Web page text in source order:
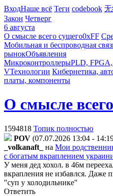
ВходНаше всё Теги codebook
Закон Четверг
6 августа
О смысле всего сущего0xFF
Мобильная и беспроводная
рынокОбъявления
МикроконтроллерыPLD,
VТехнологии Кибернетика,
платы, компоненты
О смысле
1594818 Топик полностью
POV (07.07.2026 13:04 -
_volkanaft_
на Мои
с богатым вкраплением
У меня дед хохол. в 46м
вкрапления не избавлся. Даже
"суп у холодильнике"
Ответить